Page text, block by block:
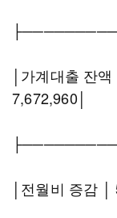
│가계대출 잔
7,672,960│
│전월비 증감